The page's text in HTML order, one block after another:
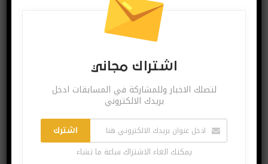
آخر الاخبار
اشتراك مجاني
لتصلك الاخبار وللمشاركة في المسابقات ادخل
بريدك الالكتروني
اشترك
يمكنك الغاء الاشتراك ساعة ما تشاء